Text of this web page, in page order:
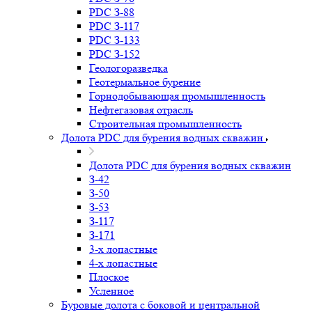
PDC З-88
PDC З-117
PDC З-133
PDC З-152
Геологоразведка
Геотермальное бурение
Горнодобывающая промышленность
Нефтегазовая отрасль
Строительная промышленность
Долота PDC для бурения водных скважин
Долота PDC для бурения водных скважин
З-42
З-50
З-53
З-117
З-171
3-х лопастные
4-х лопастные
Плоское
Усленное
Буровые долота с бoковой и центральной